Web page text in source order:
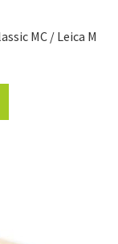
MC / Leica M